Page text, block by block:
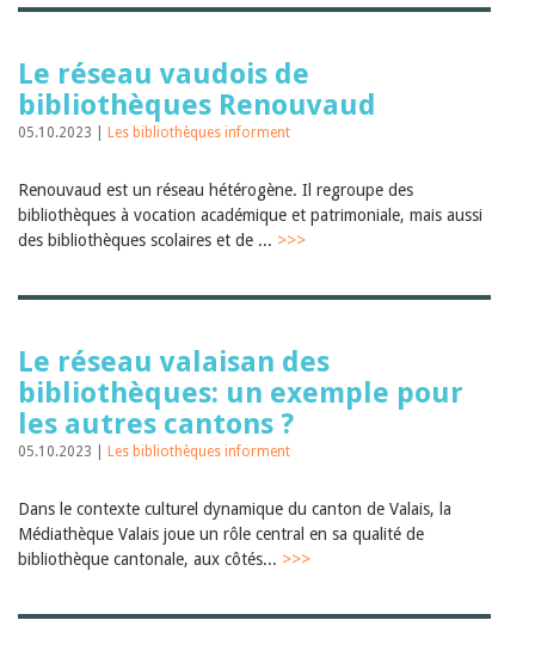
Le réseau vaudois de
bibliothèques Renouvaud
05.10.2023 | Les bibliothèques informent
Renouvaud est un réseau hétérogène. Il regroupe des
bibliothèques à vocation académique et patrimoniale, mais aussi
des bibliothèques scolaires et de ... >>>
Le réseau valaisan des
bibliothèques: un exemple pour
les autres cantons ?
05.10.2023 | Les bibliothèques informent
Dans le contexte culturel dynamique du canton de Valais, la
Médiathèque Valais joue un rôle central en sa qualité de
bibliothèque cantonale, aux côtés... >>>